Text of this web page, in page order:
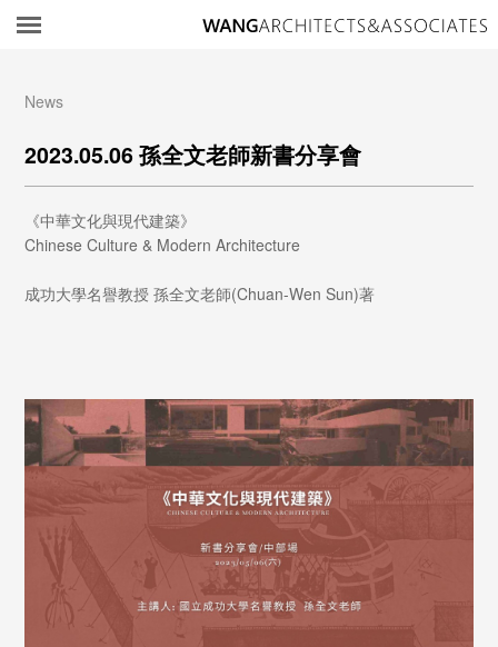
News
2023.05.06 孫全文老師新書分享會
《中華文化與現代建築》
Chinese Culture & Modern Architecture
成功大學名譽教授 孫全文老師(Chuan-Wen Sun)著